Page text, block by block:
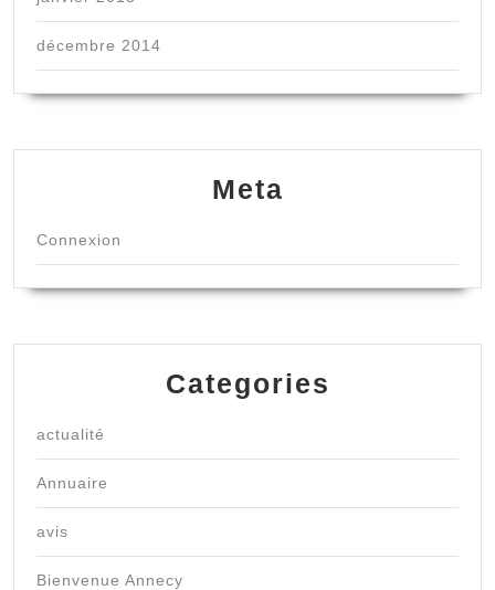
décembre 2014
Meta
Connexion
Categories
actualité
Annuaire
avis
Bienvenue Annecy